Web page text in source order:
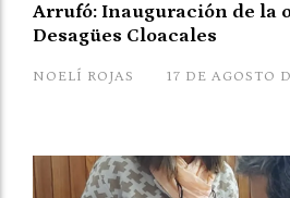
Arrufó: Inauguración de la
Desagües Cloacales
NOELÍ ROJAS 17 DE AGOSTO